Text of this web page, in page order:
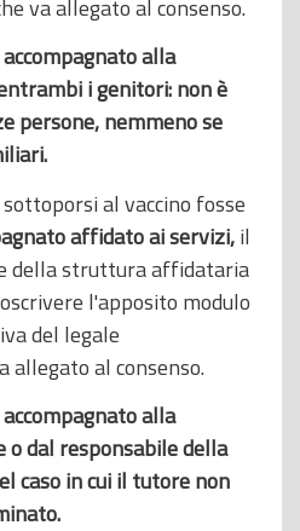
va allegato al consenso.
alla
i genitori: non è
persone, nemmeno se
al vaccino fosse
affidato ai servizi,il
della struttura affidataria
l'apposito modulo
del legale
allegato al consenso.
alla
o dal responsabile della
caso in cui il tutore non